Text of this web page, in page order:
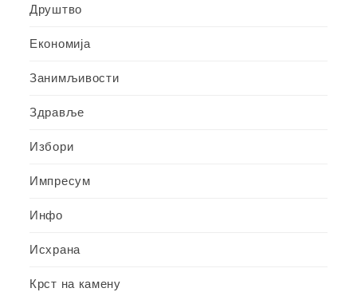
Друштво
Економија
Занимљивости
Здравље
Избори
Импресум
Инфо
Исхрана
Крст на камену